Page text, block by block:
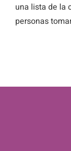
una lista de la
personas